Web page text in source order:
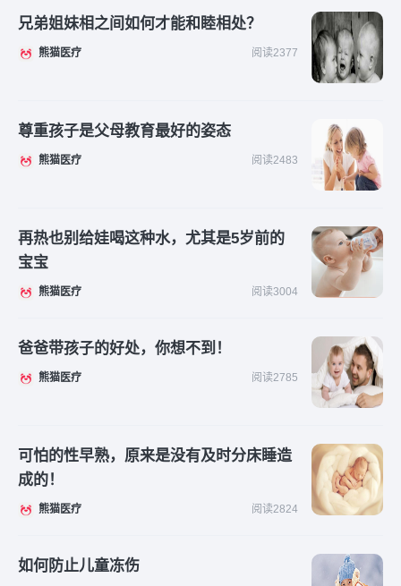
兄弟姐妹相之间如何才能和睦相处？
熊猫医疗 阅读2377
尊重孩子是父母教育最好的姿态
熊猫医疗 阅读2483
再热也别给娃喝这种水，尤其是5岁前的
宝宝
熊猫医疗 阅读3004
爸爸带孩子的好处，你想不到！
熊猫医疗 阅读2785
可怕的性早熟，原来是没有及时分床睡造
成的！
熊猫医疗 阅读2824
如何防止儿童冻伤